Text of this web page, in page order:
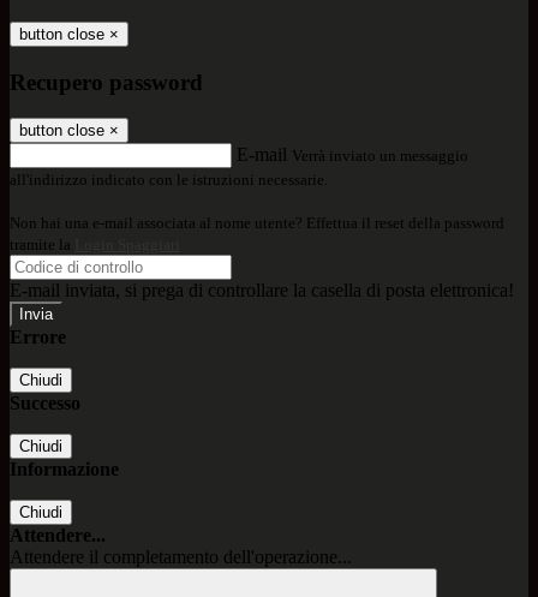
button close ×
Recupero password
button close ×
E-mail Verrà inviato un messaggio
all'indirizzo indicato con le istruzioni necessarie.
Non hai una e-mail associata al nome utente? Effettua il reset della password
tramite la
E-mail inviata, si prega di controllare la casella di posta elettronica!
Errore
Chiudi
Successo
Chiudi
Informazione
Chiudi
Attendere...
Attendere il completamento dell'operazione...